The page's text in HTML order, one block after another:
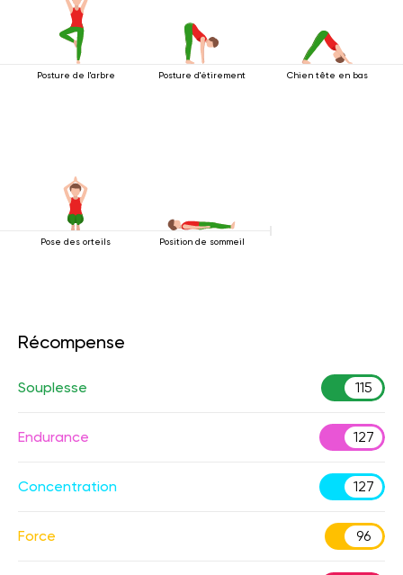
Posture de l'arbre Posture d'étirement Chien tête en bas
Pose des orteils Position de sommeil
Récompense
Souplesse 115
Endurance 127
Concentration 127
Force 96